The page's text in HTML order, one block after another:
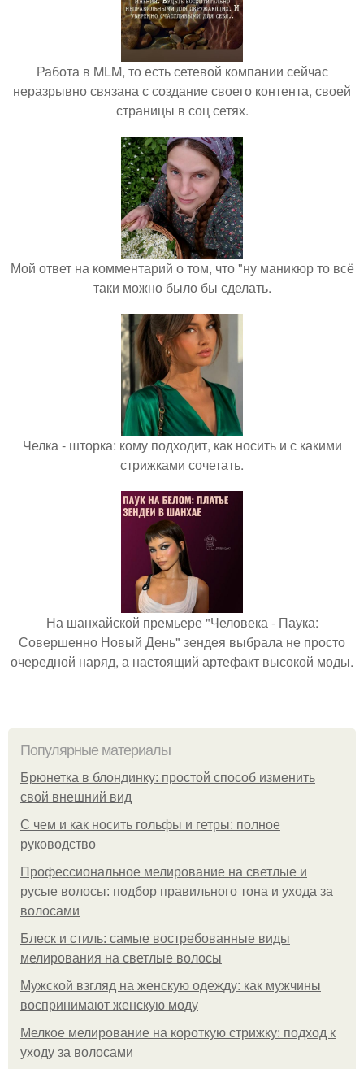
Работа в MLM, то есть сетевой компании сейчас
неразрывно связана с создание своего контента, своей
страницы в соц сетях.
Мой ответ на комментарий о том, что "ну маникюр то всё
таки можно было бы сделать.
Челка - шторка: кому подходит, как носить и с какими
стрижками сочетать.
На шанхайской премьере "Человека - Паука:
Совершенно Новый День" зендея выбрала не просто
очередной наряд, а настоящий артефакт высокой моды.
Популярные материалы
Брюнетка в блондинку: простой способ изменить
свой внешний вид
С чем и как носить гольфы и гетры: полное
руководство
Профессиональное мелирование на светлые и
русые волосы: подбор правильного тона и ухода за
волосами
Блеск и стиль: самые востребованные виды
мелирования на светлые волосы
Мужской взгляд на женскую одежду: как мужчины
воспринимают женскую моду
Мелкое мелирование на короткую стрижку: подход к
уходу за волосами